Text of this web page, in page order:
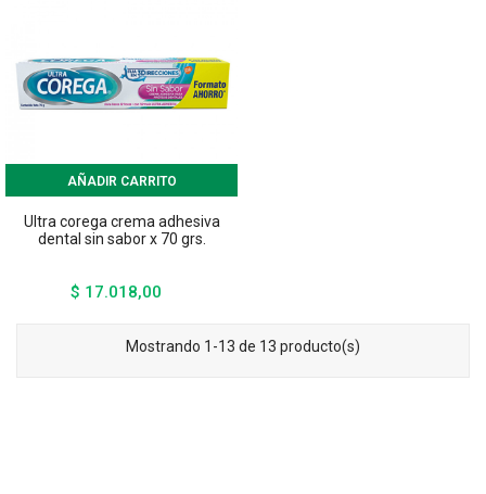
AÑADIR CARRITO
Ultra corega crema adhesiva
dental sin sabor x 70 grs.
$ 17.018,00
Mostrando 1-13 de 13 producto(s)